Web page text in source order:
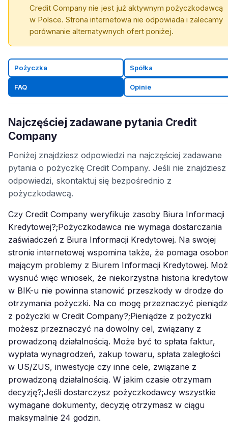
Credit Company nie jest już aktywnym pożyczkodawcą
w Polsce. Strona internetowa nie odpowiada i zalecamy
porównanie alternatywnych ofert poniżej.
Pożyczka Spółka
FAQ Opinie
Najczęściej zadawane pytania Credit
Company
Poniżej znajdziesz odpowiedzi na najczęściej zadawane
pytania o pożyczkę Credit Company. Jeśli nie znajdziesz
odpowiedzi, skontaktuj się bezpośrednio z
pożyczkodawcą.
Czy Credit Company weryfikuje zasoby Biura Informacji
Kredytowej?;Pożyczkodawca nie wymaga dostarczania
zaświadczeń z Biura Informacji Kredytowej. Na swojej
stronie internetowej wspomina także, że pomaga
mającym problemy z Biurem Informacji Kredytowej.
wysnuć więc wniosek, że niekorzystna historia
w BIK-u nie powinna stanowić przeszkody w drodze do
otrzymania pożyczki. Na co mogę przeznaczyć
z pożyczki w Credit Company?;Pieniądze z pożyczki
możesz przeznaczyć na dowolny cel, związany z
prowadzoną działalnością. Może być to spłata faktur,
wypłata wynagrodzeń, zakup towaru, spłata zaległości
w US/ZUS, inwestycje czy inne cele, związane z
prowadzoną działalnością. W jakim czasie otrzymam
decyzję?;Jeśli dostarczysz pożyczkodawcy wszystkie
wymagane dokumenty, decyzję otrzymasz w ciągu
maksymalnie 24 godzin.